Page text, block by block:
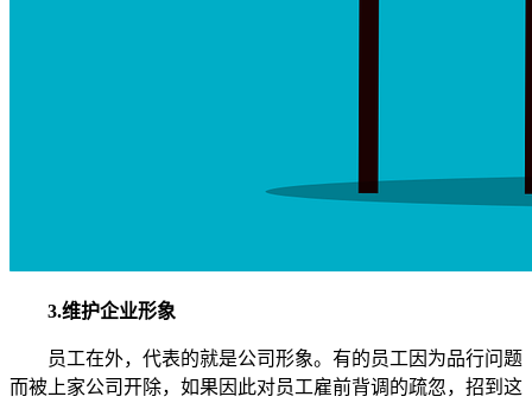
3.维护企业形象
员工在外，代表的就是公司形象。有的员工因为品行问题
而被上家公司开除，如果因此对员工雇前背调的疏忽，招到这